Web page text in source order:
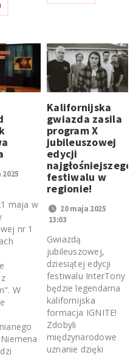
maja w
nr 1
W
Kalifornijska
gwiazda zasila
program X
jubileuszowej
edycji
najgłośniejszego
festiwalu w
regionie!
20 maja 2025
13:03
Gwiazdą
jubileuszowej,
dziesiątej edycji
festiwalu InterTony
będzie legendarna
kalifornijska
formacja IGNITE!
Zdobyli
międzynarodowe
uznanie dzięki